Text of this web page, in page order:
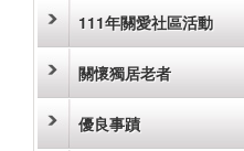
111年關愛社區活動
關懷獨居老者
優良事蹟